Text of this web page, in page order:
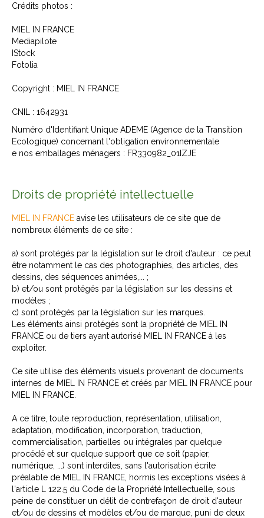
Crédits photos :
MIEL IN FRANCE
Mediapilote
IStock
Fotolia
Copyright : MIEL IN FRANCE
CNIL : 1642931
Numéro d'Identifiant Unique ADEME (Agence de la Transition
Ecologique) concernant l'obligation environnementale
e nos emballages ménagers : FR330982_01IZJE
Droits de propriété intellectuelle
MIEL IN FRANCE avise les utilisateurs de ce site que de
nombreux éléments de ce site :
a) sont protégés par la législation sur le droit d'auteur : ce peut
être notamment le cas des photographies, des articles, des
dessins, des séquences animées,... ;
b) et/ou sont protégés par la législation sur les dessins et
modèles ;
c) sont protégés par la législation sur les marques.
Les éléments ainsi protégés sont la propriété de MIEL IN
FRANCE ou de tiers ayant autorisé MIEL IN FRANCE à les
exploiter.
Ce site utilise des éléments visuels provenant de documents
internes de MIEL IN FRANCE et créés par MIEL IN FRANCE pour
MIEL IN FRANCE.
A ce titre, toute reproduction, représentation, utilisation,
adaptation, modification, incorporation, traduction,
commercialisation, partielles ou intégrales par quelque
procédé et sur quelque support que ce soit (papier,
numérique, ...) sont interdites, sans l'autorisation écrite
préalable de MIEL IN FRANCE, hormis les exceptions visées à
l'article L 122.5 du Code de la Propriété Intellectuelle, sous
peine de constituer un délit de contrefaçon de droit d'auteur
et/ou de dessins et modèles et/ou de marque, puni de deux